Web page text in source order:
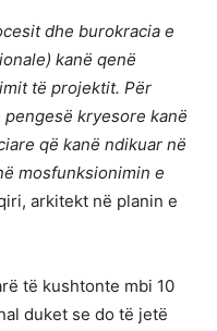
dhe burokracia e
kanë qenë
të projektit. Për
kryesore kanë
që kanë ndikuar në
mosfunksionimin e
arkitekt në planin e
të kushtonte mbi 10
duket se do të jetë